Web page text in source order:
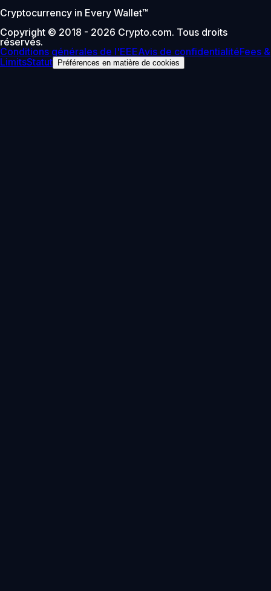
Cryptocurrency in Every Wallet™
Copyright © 2018 - 2026 Crypto.com. Tous droits
réservés.
Conditions générales de l'EEEAvis de confidentialitéFees &
LimitsStatut Préférences en matière de cookies